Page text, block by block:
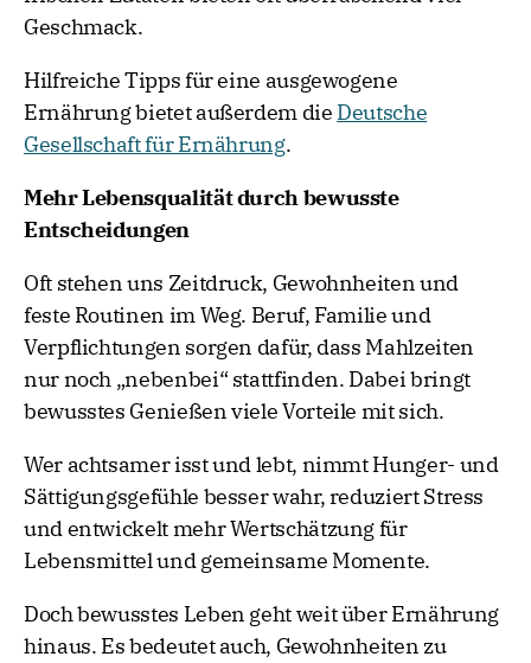
Geschmack.
Hilfreiche Tipps für eine ausgewogene
Ernährung bietet außerdem die Deutsche
Gesellschaft für Ernährung.
Mehr Lebensqualität durch bewusste
Entscheidungen
Oft stehen uns Zeitdruck, Gewohnheiten und
feste Routinen im Weg. Beruf, Familie und
Verpflichtungen sorgen dafür, dass Mahlzeiten
nur noch „nebenbei“ stattfinden. Dabei bringt
bewusstes Genießen viele Vorteile mit sich.
Wer achtsamer isst und lebt, nimmt Hunger- und
Sättigungsgefühle besser wahr, reduziert Stress
und entwickelt mehr Wertschätzung für
Lebensmittel und gemeinsame Momente.
Doch bewusstes Leben geht weit über Ernährung
hinaus. Es bedeutet auch, Gewohnheiten zu